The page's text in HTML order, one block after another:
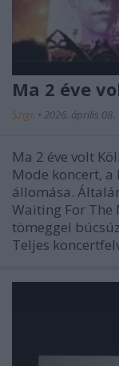
Ma 2 éve
Szigi. • 2026. április 08.
Ma 2 éve volt
Mode koncert,
állomása.
Waiting For
tömeggel
Teljes